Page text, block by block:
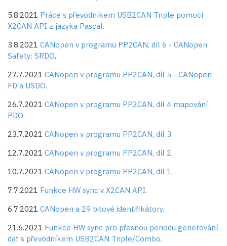
5.8.2021 Práce s převodníkem USB2CAN Triple pomocí
X2CAN API z jazyka Pascal.
3.8.2021 CANopen v programu PP2CAN, díl 6 - CANopen
Safety: SRDO.
27.7.2021 CANopen v programu PP2CAN, díl 5 - CANopen
FD a USDO.
26.7.2021 CANopen v programu PP2CAN, díl 4 mapování
PDO.
23.7.2021 CANopen v programu PP2CAN, díl 3.
12.7.2021 CANopen v programu PP2CAN, díl 2.
10.7.2021 CANopen v programu PP2CAN, díl 1.
7.7.2021 Funkce HW sync v X2CAN API.
6.7.2021 CANopen a 29 bitové identifikátory.
21.6.2021 Funkce HW sync pro přesnou periodu generování
dat s převodníkem USB2CAN Triple/Combo.